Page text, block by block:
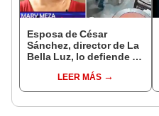
Esposa de César
Sánchez, director de La
Bella Luz, lo defiende y
relación clandestina
con Naldy Saldaña:
LEER MÁS